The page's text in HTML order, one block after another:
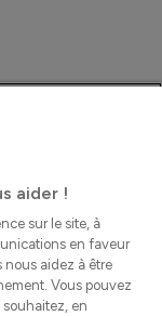
aider !
sur le site, à
en faveur
nous aidez à être
Vous pouvez
en